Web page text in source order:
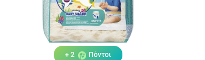
+ 2 Πόντοι